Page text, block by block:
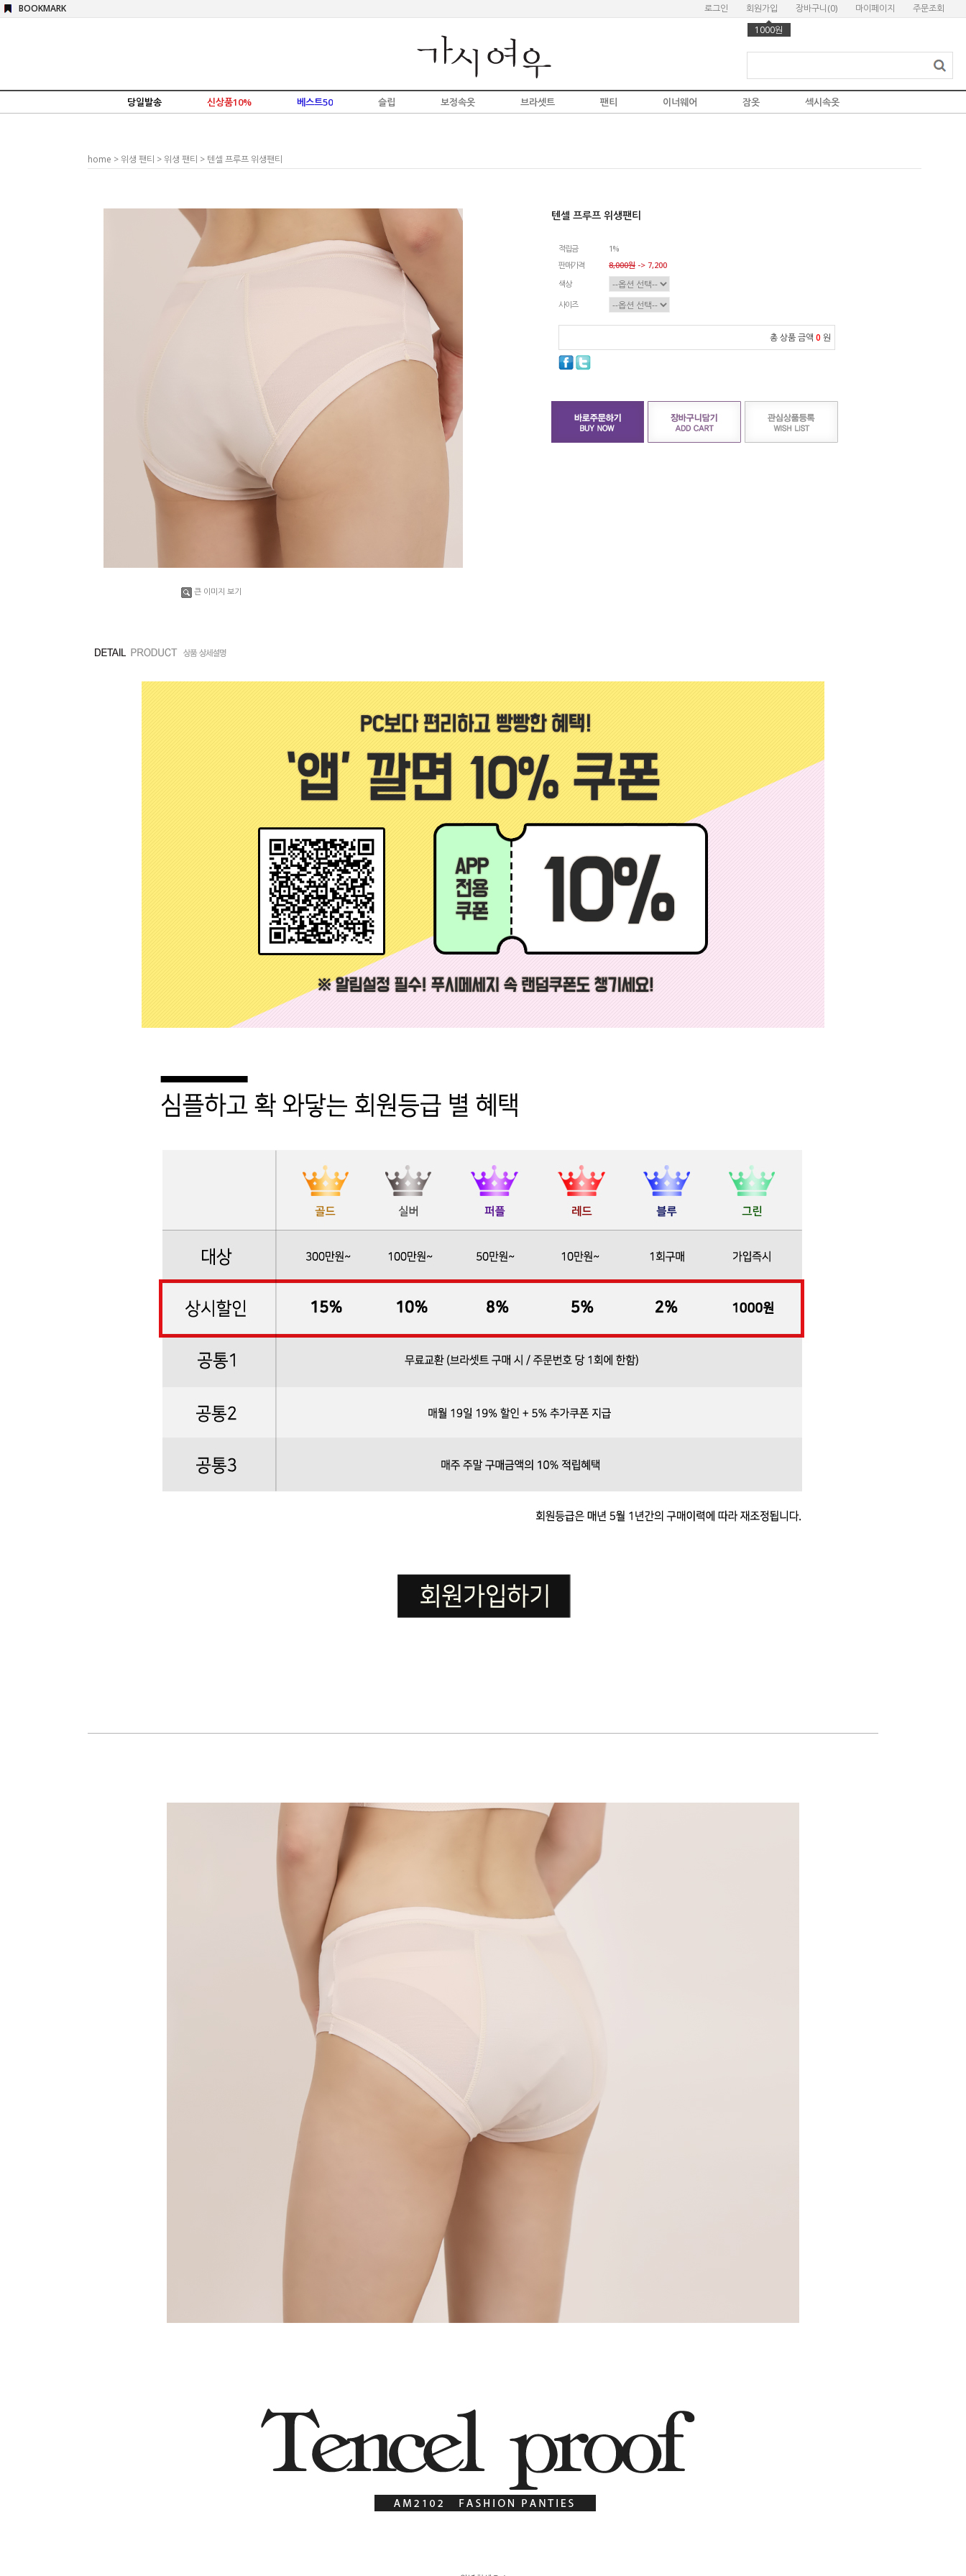
로그인
회원가입
1000원
장바구니(0) 마이페이지 주문조회
BOOKMARK
당일발송 신상품10% 베스트50 슬립 보정속옷 브라셋트 팬티 이너웨어 잠옷 섹시속옷
home > 위생 팬티 > 위생 팬티 > 텐셀 프루프 위생팬티
큰 이미지 보기
텐셀 프루프 위생팬티
적립금
1%
판매가격
8,000원 -> 7,200
색상
사이즈
총 상품 금액 0 원